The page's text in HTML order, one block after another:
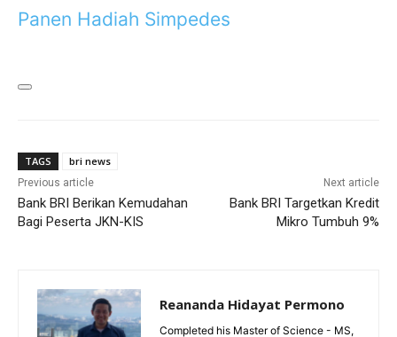
Panen Hadiah Simpedes
TAGS bri news
Previous article
Bank BRI Berikan Kemudahan
Bagi Peserta JKN-KIS
Next article
Bank BRI Targetkan Kredit
Mikro Tumbuh 9%
Reananda Hidayat Permono
Completed his Master of Science - MS,